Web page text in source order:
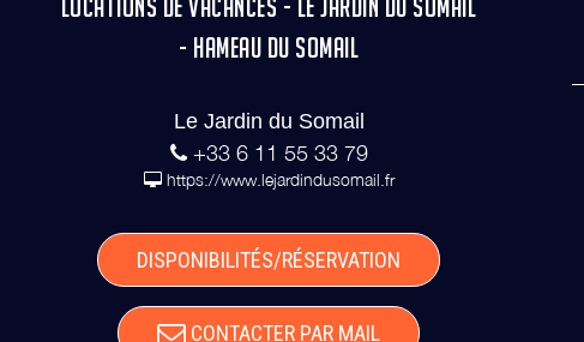
LOCATIONS DE VACANCES - LE JARDIN DU SOMAIL
- HAMEAU DU SOMAIL
Le Jardin du Somail
+33 6 11 55 33 79
https://www.lejardindusomail.fr
DISPONIBILITÉS/RÉSERVATION
CONTACTER PAR MAIL